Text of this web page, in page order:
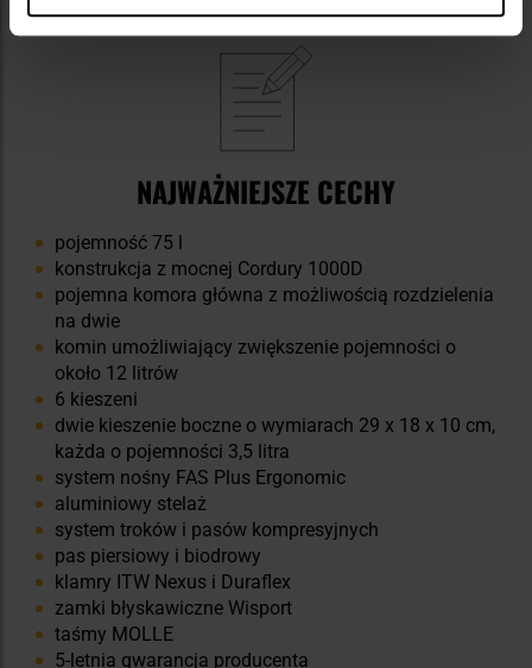
NAJWAŻNIEJSZE CECHY
pojemność 75 l
konstrukcja z mocnej Cordury 1000D
pojemna komora główna z możliwością rozdzielenia
na dwie
komin umożliwiający zwiększenie pojemności o
około 12 litrów
6 kieszeni
dwie kieszenie boczne o wymiarach 29 x 18 x 10 cm,
każda o pojemności 3,5 litra
system nośny FAS Plus Ergonomic
aluminiowy stelaż
system troków i pasów kompresyjnych
pas piersiowy i biodrowy
klamry ITW Nexus i Duraflex
zamki błyskawiczne Wisport
taśmy MOLLE
5-letnia gwarancja producenta